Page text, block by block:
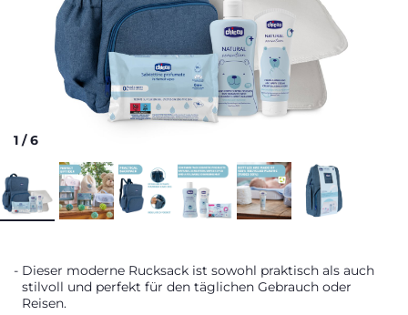
1 /6
Dieser moderne Rucksack ist sowohl praktisch als auch
stilvoll und perfekt für den täglichen Gebrauch oder
Reisen.